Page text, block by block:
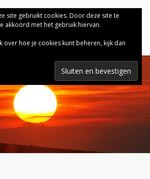
site gebruikt cookies. Door deze site te
akkoord met het gebruik hiervan.
over hoe je cookies kunt beheren, kijk dan